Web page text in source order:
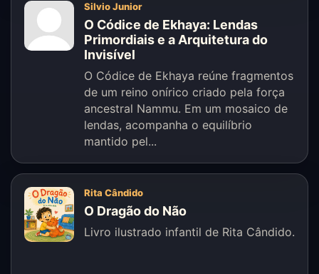
Silvio Junior
O Códice de Ekhaya: Lendas
Primordiais e a Arquitetura do
Invisível
O Códice de Ekhaya reúne fragmentos
de um reino onírico criado pela força
ancestral Nammu. Em um mosaico de
lendas, acompanha o equilíbrio
mantido pel...
Rita Cândido
O Dragão do Não
Livro ilustrado infantil de Rita Cândido.